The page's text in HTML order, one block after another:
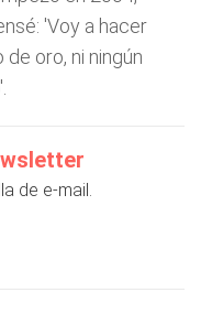
'Voy a hacer
oro, ni ningún
de e-mail.